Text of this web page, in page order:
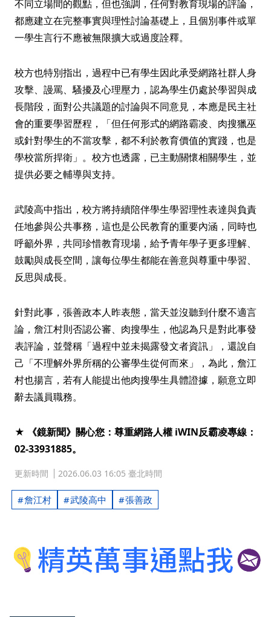
不同立場間的觀點，但也強調，任何對教育現場的評論，
都應建立在完整事實與理性討論基礎上，且個別事件或單
一學生言行不應被無限擴大或過度詮釋。
校方也特別指出，過程中已有學生因此承受網路社群人身
攻擊、謾罵、騷擾及心理壓力，認為學生仍處於學習與成
長階段，面對公共議題的討論與不同意見，本應是民主社
會的重要學習歷程，「但任何形式的網路霸凌、肉搜獵巫
或針對學生的不當攻擊，都不利於教育價值的實踐，也是
學校當所捍衛」。校方也透露，已主動關懷相關學生，並
提供必要之輔導與支持。
武陵高中指出，校方將持續陪伴學生學習理性表達與負責
任地參與公共事務，這也是公民教育的重要內涵，同時也
呼籲外界，共同珍惜教育現場，給予青年學子更多理解、
鼓勵與成長空間，讓每位學生都能在善意與尊重中學習、
反思與成長。
針對此事，張善政本人昨表態，當天並沒聽到什麼不適言
論，詹江村則否認公審、肉搜學生，他認為只是對此事發
表評論，並聲稱「過程中並未揭露發文者資訊」，還說自
己「不理解外界所稱的公審學生從何而來」，為此，詹江
村也揚言，若有人能提出他肉搜學生具體證據，願意立即
辭去議員職務。
★ 《鏡新聞》關心您：尊重網路人權 iWIN反霸凌專線：
02-33931885。
更新時間 2026.06.03 16:05 臺北時間
詹江村 武陵高中 張善政